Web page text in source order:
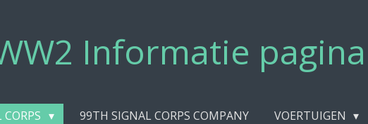
Informatie pagina
99TH SIGNAL CORPS COMPANY VOERTUIGEN